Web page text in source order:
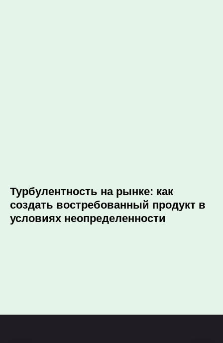
Турбулентность на рынке: как
создать востребованный продукт в
условиях неопределенности